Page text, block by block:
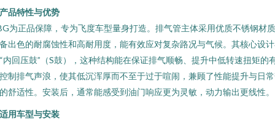
品特性与优势
为正品保障，专为飞度车型量身打造。排气管主体采用优质不锈钢材
出色的耐腐蚀性和高耐用度，能有效应对复杂路况与气候。其核心设
内回压鼓”（S鼓），这种结构能在保证排气顺畅、提升中低转速扭矩的
制排气声浪，使其低沉浑厚而不至于过于喧闹，兼顾了性能提升与日
舒适性。安装后，通常能感受到油门响应更为灵敏，动力输出更线性。
用车型与安装